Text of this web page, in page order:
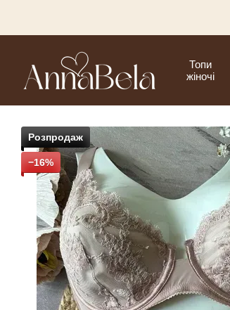
Топи
жіночі
Розпродаж
−16%